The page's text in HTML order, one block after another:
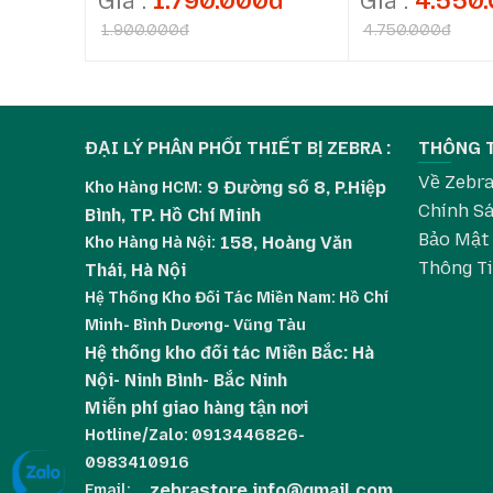
Kiểu máy
Trường nhìn (FoV)
Vi xử lý
Độ tương phản in tối thiểu
≥
Khả năng đọc mã nhỏ nhất
Góc đọc (Skew / Pitch / Roll)
Kích thước (H × W × D)
Trọng lượng
Điện áp đầu vào
Dòng điện hoạt động
Giao tiếp
1.900.000đ 4.750.000đ
ĐẠI LÝ PHÂN PHỐI THIẾT BỊ ZEBRA :
Kho Hàng HCM: 9 Đường số 8, P.Hiệp
Bình, TP. Hồ Chí Minh
Kho Hàng Hà Nội: 158, Hoàng Văn
Thái, Hà Nội
Hệ Thống Kho Đối Tác Miền Nam: Hồ Chí
Minh- Bình Dương- Vũng Tàu
Hệ thống kho đối tác Miền Bắc: Hà
Nội- Ninh Bình- Bắc Ninh
Miễn phí giao hàng tận nơi
Hotline/Zalo: 0913446826-
0983410916
THÔNG
Về
Chính
Bảo
Thông